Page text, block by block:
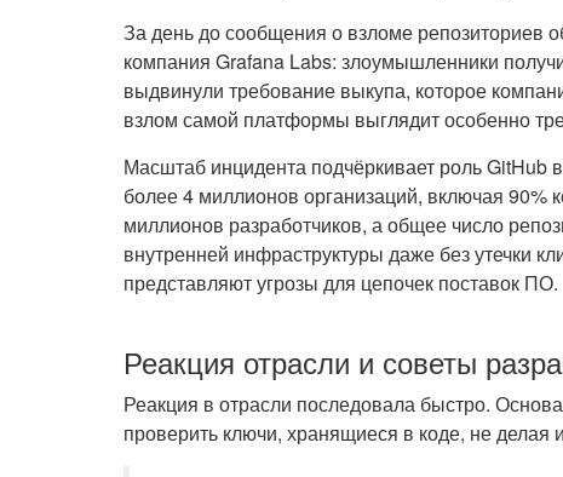
За день до сообщения о взломе репозиториев
компания Grafana Labs: злоумышленники
выдвинули требование выкупа, которое
взлом самой платформы выглядит особенно
Масштаб инцидента подчёркивает роль GitHub
более 4 миллионов организаций, включая 90%
миллионов разработчиков, а общее число
внутренней инфраструктуры даже без утечки
представляют угрозы для цепочек поставок ПО.
Реакция отрасли и советы
Реакция в отрасли последовала быстро.
проверить ключи, хранящиеся в коде, не делая